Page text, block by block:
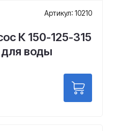
Артикул: 10210
К 150-125-315
воды